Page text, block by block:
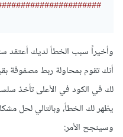
وأخيراً سبب الخطأ لديك أعتقد
لك في الكود في الأعلى تأخذ
يظهر لك الخطأ، وبالتالي لحل
وسينجح الأمر: